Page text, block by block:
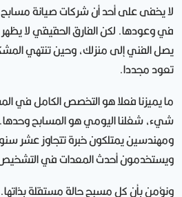
لا يخفى على أحد أن شركات صيانة مسابح
في وعودها. لكن الفارق الحقيقي لا
يصل الفني إلى منزلك، وحين تنتهي
تعود مجددا.
ما يميزنا فعلا هو التخصص الكامل في
شيء، شغلنا اليومي هو المسابح
ومهندسين يمتلكون خبرة تتجاوز عشر
ويستخدمون أحدث المعدات في التشخيص
ونؤمن بأن كل مسبح حالة مستقلة